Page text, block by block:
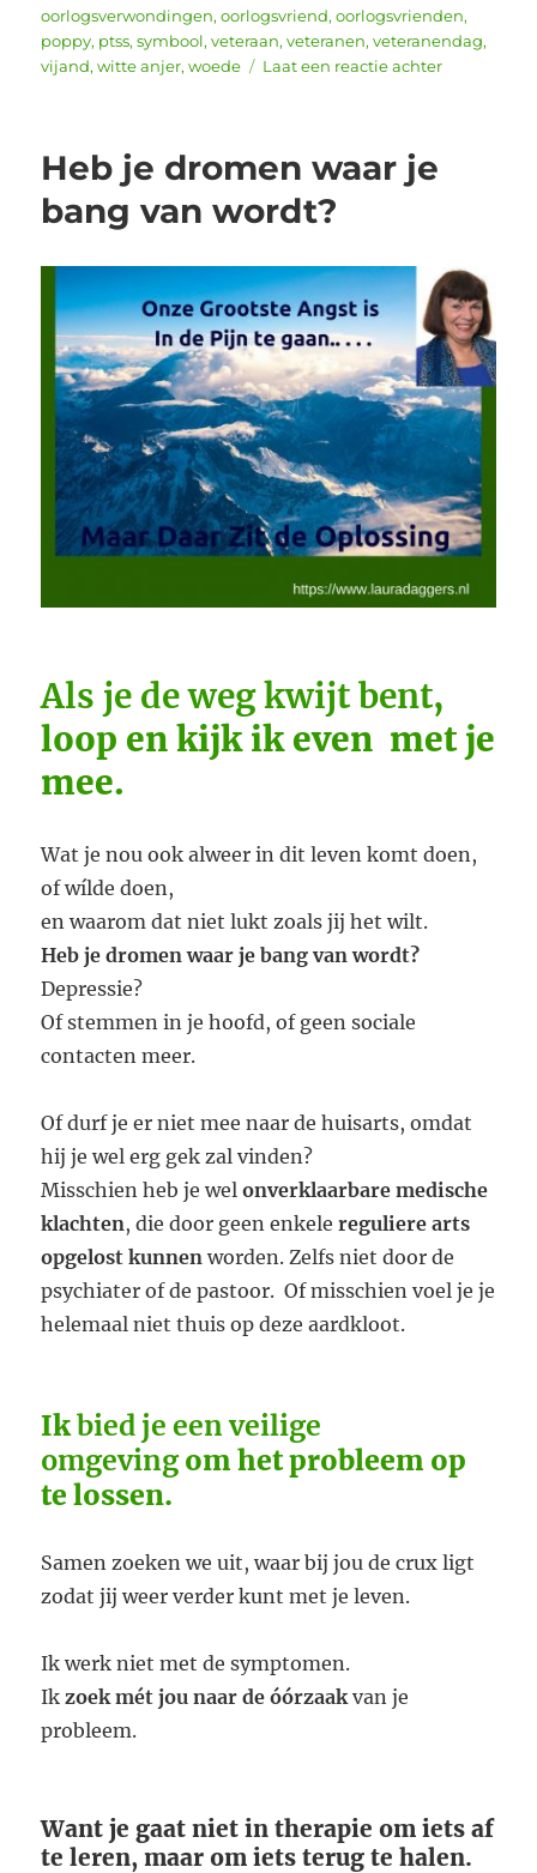
oorlogsverwondingen,oorlogsvriend,oorlogsvrienden,
poppy, ptss,symbool,veteraan,veteranen,veteranendag,
vijand,witte anjer,woede Laat een reactie achterop
therapie’’
Heb je dromen waar je
bang van wordt?
Als je de weg kwijt bent,
loop en kijk ik even met je
mee.
Wat je nou ook alweer in dit leven komt doen,
of wílde doen,
en waarom dat niet lukt zoals jij het wilt.
Heb je dromen waar je bang van wordt?
Depressie?
Of stemmen in je hoofd, of geen sociale
contacten meer.
Of durf je er niet mee naar de huisarts, omdat
hij je wel erg gek zal vinden?
Misschien heb je welonverklaarbare medische
klachten, die door geen enkelereguliere arts
opgelost kunnen worden. Zelfs niet door de
psychiater of de pastoor. Of misschien voel je je
helemaal niet thuis op deze aardkloot.
Ikbied je een veilige
omgevingom het probleem op
te lossen.
Samen zoeken we uit, waar bij jou de crux ligt
zodat jij weer verder kunt met je leven.
Ik werk niet met de symptomen.
Ikzoek mét jou naar de óórzaakvan je
probleem.
Want je gaat niet in therapie om iets af
te leren, maar om iets terug te halen.